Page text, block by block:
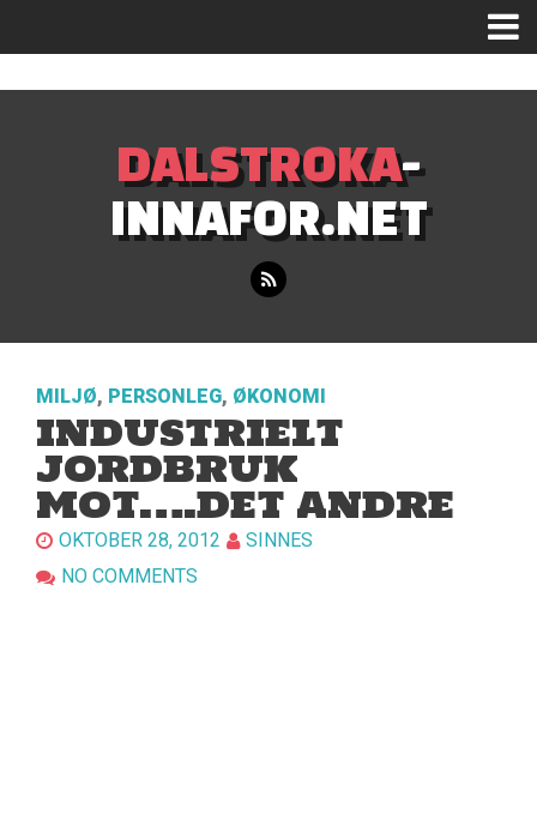
DALSTROKA-
INNAFOR.NET
MILJØ, PERSONLEG, ØKONOMI
INDUSTRIELT
JORDBRUK
MOT….DET ANDRE
OKTOBER 28, 2012
SINNES
NO COMMENTS